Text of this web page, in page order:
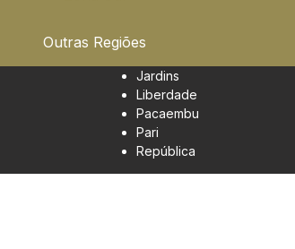
Outras Regiões
Jardins
Liberdade
Pacaembu
Pari
República